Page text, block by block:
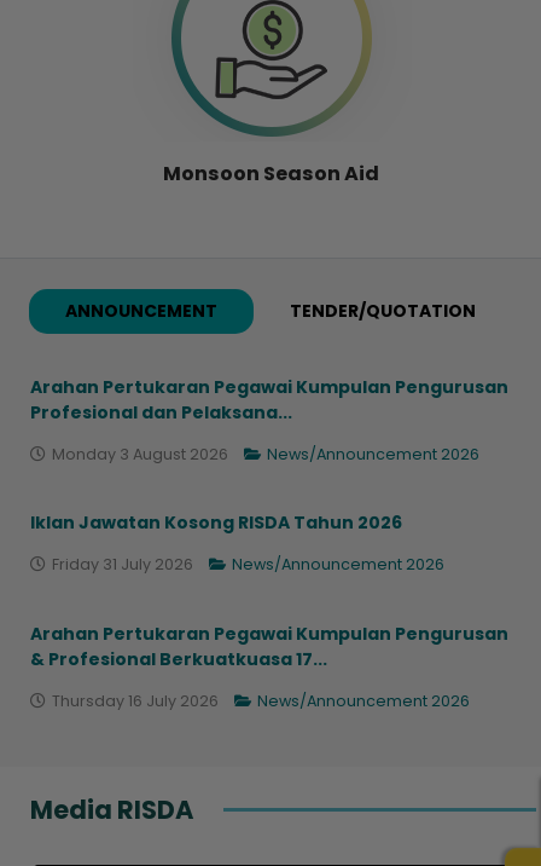
Monsoon Season Aid
ANNOUNCEMENT TENDER/QUOTATION
Arahan Pertukaran Pegawai Kumpulan Pengurusan
Profesional dan Pelaksana...
Monday 3 August 2026 News/Announcement 2026
Iklan Jawatan Kosong RISDA Tahun 2026
Friday 31 July 2026 News/Announcement 2026
Arahan Pertukaran Pegawai Kumpulan Pengurusan
& Profesional Berkuatkuasa 17...
Thursday 16 July 2026 News/Announcement 2026
Media RISDA